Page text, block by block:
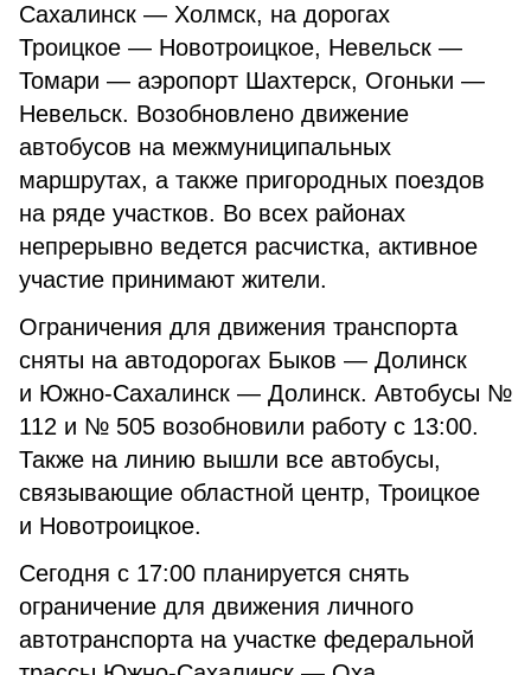
Сахалинск — Холмск, на дорогах
Троицкое — Новотроицкое, Невельск —
Томари — аэропорт Шахтерск, Огоньки —
Невельск. Возобновлено движение
автобусов на межмуниципальных
маршрутах, а также пригородных поездов
на ряде участков. Во всех районах
непрерывно ведется расчистка, активное
участие принимают жители.
Ограничения для движения транспорта
сняты на автодорогах Быков — Долинск
и Южно-Сахалинск — Долинск. Автобусы №
112 и № 505 возобновили работу с 13:00.
Также на линию вышли все автобусы,
связывающие областной центр, Троицкое
и Новотроицкое.
Сегодня с 17:00 планируется снять
ограничение для движения личного
автотранспорта на участке федеральной